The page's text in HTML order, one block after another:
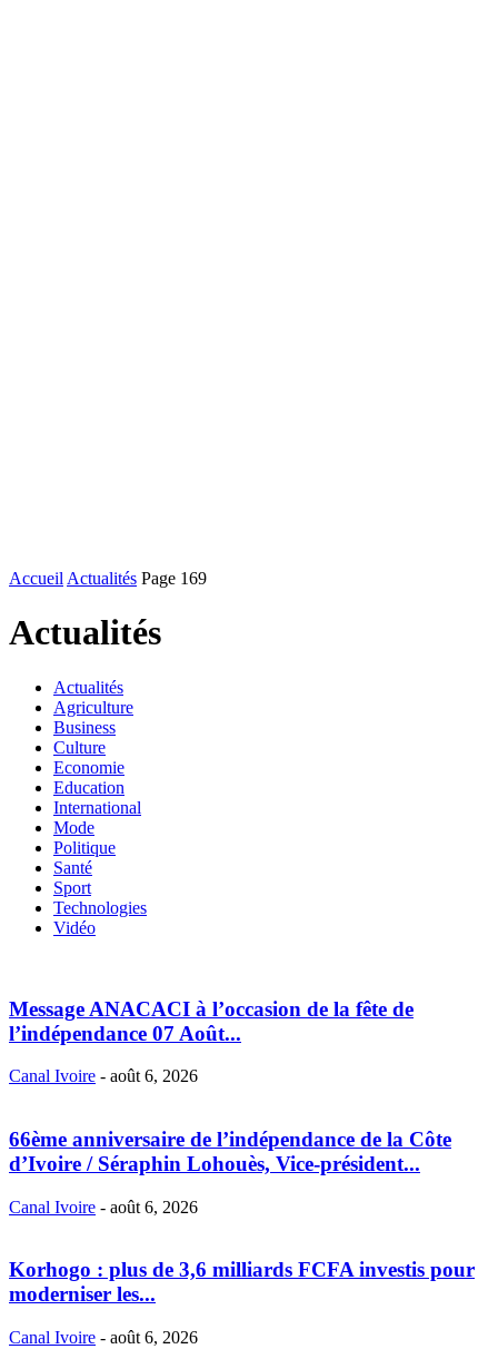
Accueil Actualités Page 169
Actualités
Actualités
Agriculture
Business
Culture
Economie
Education
International
Mode
Politique
Santé
Sport
Technologies
Vidéo
Message ANACACI à l’occasion de la fête de
l’indépendance 07 Août...
Canal Ivoire - août 6, 2026
66ème anniversaire de l’indépendance de la Côte
d’Ivoire / Séraphin Lohouès, Vice-président...
Canal Ivoire - août 6, 2026
Korhogo : plus de 3,6 milliards FCFA investis pour
moderniser les...
Canal Ivoire - août 6, 2026